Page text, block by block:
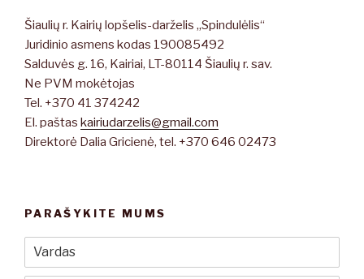
Šiaulių r. Kairių lopšelis-darželis „Spindulėlis“
Juridinio asmens kodas 190085492
Salduvės g. 16, Kairiai, LT-80114 Šiaulių r. sav.
Ne PVM mokėtojas
Tel. +370 41 374242
El. paštas kairiudarzelis@gmail.com
Direktorė Dalia Gricienė, tel. +370 646 02473
PARAŠYKITE MUMS